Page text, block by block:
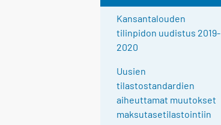
Kansantalouden
tilinpidon uudistus 2019-
2020
Uusien
tilastostandardien
aiheuttamat muutokset
maksutasetilastointiin